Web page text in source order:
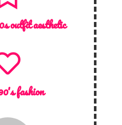
outfit aesthetic
fashion